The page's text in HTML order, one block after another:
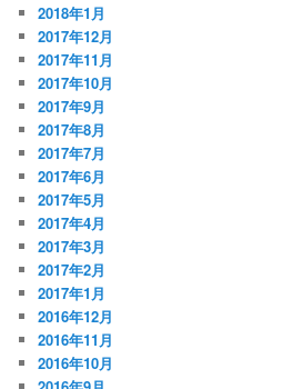
2018年1月
2017年12月
2017年11月
2017年10月
2017年9月
2017年8月
2017年7月
2017年6月
2017年5月
2017年4月
2017年3月
2017年2月
2017年1月
2016年12月
2016年11月
2016年10月